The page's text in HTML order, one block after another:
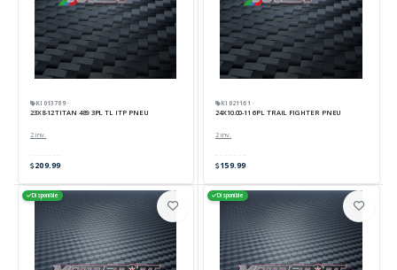
KI013789 ·
23X8-12 TITAN 489 3PL TL ITP PNEU
2 inv.
209.99
KI021161 ·
24X10.00-11 6PL TRAIL FIGHTER PNEU
2 inv.
159.99
Disponible Disponible